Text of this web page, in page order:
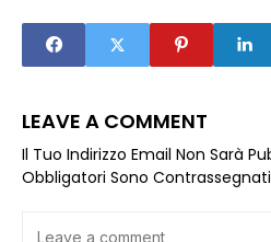
LEAVE A COMMENT
Il Tuo Indirizzo Email Non Sarà
Obbligatori Sono Contrassegnati